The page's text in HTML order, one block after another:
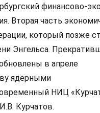
финансово-
Вторая часть
который позже
Энгельса.
в апреле
ядерными
НИЦ
Курчатов.